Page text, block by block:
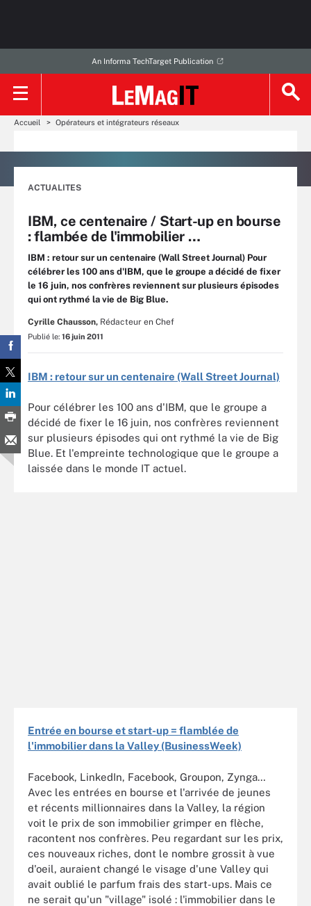
An Informa TechTarget Publication
Accueil Opérateurs et intégrateurs réseaux
ACTUALITES
IBM, ce centenaire / Start-up en bourse
: flambée de l'immobilier …
IBM : retour sur un centenaire (Wall Street Journal) Pour
célébrer les 100 ans d'IBM, que le groupe a décidé de fixer
le 16 juin, nos confrères reviennent sur plusieurs épisodes
qui ont rythmé la vie de Big Blue.
Cyrille Chausson, Rédacteur en Chef
Publié le: 16 juin 2011
IBM : retour sur un centenaire (Wall Street Journal)
Pour célébrer les 100 ans d'IBM, que le groupe a
décidé de fixer le 16 juin, nos confrères reviennent
sur plusieurs épisodes qui ont rythmé la vie de Big
Blue. Et l'empreinte technologique que le groupe a
laissée dans le monde IT actuel.
Entrée en bourse et start-up = flamblée de
l'immobilier dans la Valley (BusinessWeek)
Facebook, LinkedIn, Facebook, Groupon, Zynga…
Avec les entrées en bourse et l'arrivée de jeunes
et récents millionnaires dans la Valley, la région
voit le prix de son immobilier grimper en flèche,
racontent nos confrères. Peu regardant sur les prix,
ces nouveaux riches, dont le nombre grossit à vue
d'oeil, auraient changé le visage d'une Valley qui
avait oublié le parfum frais des start-ups. Mais ce
ne serait qu'un "village" isolé : l'immobilier dans le